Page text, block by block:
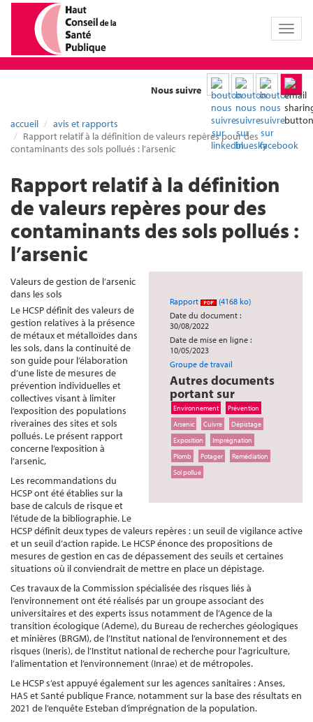
Toggle
Nous suivre
accueil
avis et rapports
Rapport relatif à la définition de valeurs repères pour des
contaminants des sols pollués : l’arsenic
Rapport relatif à la définition
de valeurs repères pour des
contaminants des sols pollués :
l’arsenic
Rapport
(4168 ko)
Date du document :
30/08/2022
Date de mise en ligne :
10/05/2023
Groupe de travail
Autres documents
portant sur
Environnement
Prévention
Arsenic
Cuivre
Dépistage
Exposition
Imprégnation
Plomb
Potager
Remédiation
Sol pollué
Valeurs de gestion de l’arsenic
dans les sols
Le HCSP définit des valeurs de
gestion relatives à la présence
de métaux et métalloïdes dans
les sols, dans la continuité de
son guide pour l’élaboration
d’une liste de mesures de
prévention individuelles et
collectives visant à limiter
l’exposition des populations
riveraines des sites et sols
pollués. Le présent rapport
concerne l’exposition à
l’arsenic,
Les recommandations du
HCSP ont été établies sur la
base de calculs de risque et
l’étude de la bibliographie. Le
HCSP définit deux types de valeurs repères : un seuil de vigilance active
et un seuil d’action rapide. Le HCSP énonce des propositions de
mesures de gestion en cas de dépassement des seuils et certaines
situations où il conviendrait de mettre en place un dépistage.
Ces travaux de la Commission spécialisée des risques liés à
l’environnement ont été réalisés par un groupe associant des
universitaires et des experts issus notamment de l’Agence de la
transition écologique (Ademe), du Bureau de recherches géologiques
et minières (BRGM), de l’Institut national de l’environnement et des
risques (Ineris), de l’Institut national de recherche pour l’agriculture,
l’alimentation et l’environnement (Inrae) et de métropoles.
Le HCSP s’est appuyé également sur les agences sanitaires : Anses,
HAS et Santé publique France, notamment sur la base des résultats en
2021 de l’enquête Esteban d’imprégnation de la population.